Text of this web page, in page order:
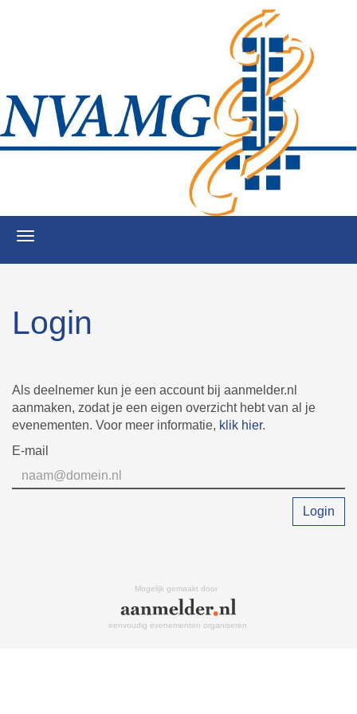
Login
Als deelnemer kun je een account bij aanmelder.nl
aanmaken, zodat je een eigen overzicht hebt van al je
evenementen. Voor meer informatie, klik hier.
E-mail
Login
Mogelijk gemaakt door
eenvoudig evenementen organiseren